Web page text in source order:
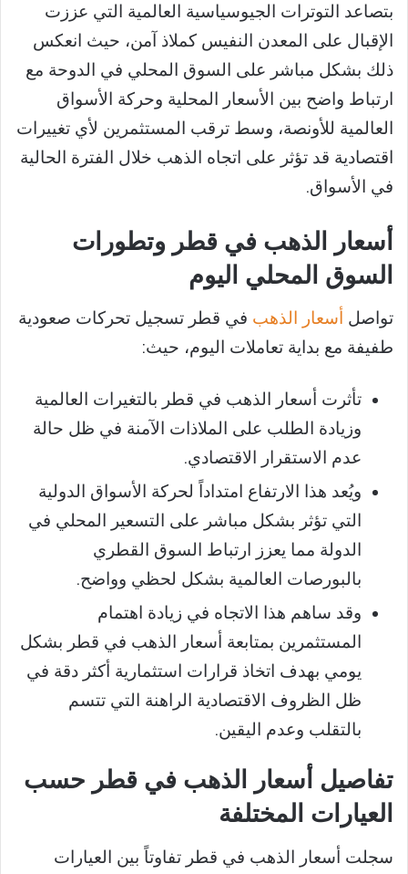
بتصاعد التوترات الجيوسياسية العالمية التي عززت
الإقبال على المعدن النفيس كملاذ آمن، حيث انعكس
ذلك بشكل مباشر على السوق المحلي في الدوحة مع
ارتباط واضح بين الأسعار المحلية وحركة الأسواق
العالمية للأونصة، وسط ترقب المستثمرين لأي تغييرات
اقتصادية قد تؤثر على اتجاه الذهب خلال الفترة الحالية
في الأسواق.
أسعار الذهب في قطر وتطورات
السوق المحلي اليوم
تواصل أسعار الذهب في قطر تسجيل تحركات صعودية
طفيفة مع بداية تعاملات اليوم، حيث:
تأثرت أسعار الذهب في قطر بالتغيرات العالمية
وزيادة الطلب على الملاذات الآمنة في ظل حالة
عدم الاستقرار الاقتصادي.
ويُعد هذا الارتفاع امتداداً لحركة الأسواق الدولية
التي تؤثر بشكل مباشر على التسعير المحلي في
الدولة مما يعزز ارتباط السوق القطري
بالبورصات العالمية بشكل لحظي وواضح.
وقد ساهم هذا الاتجاه في زيادة اهتمام
المستثمرين بمتابعة أسعار الذهب في قطر بشكل
يومي بهدف اتخاذ قرارات استثمارية أكثر دقة في
ظل الظروف الاقتصادية الراهنة التي تتسم
بالتقلب وعدم اليقين.
تفاصيل أسعار الذهب في قطر حسب
العيارات المختلفة
سجلت أسعار الذهب في قطر تفاوتاً بين العيارات